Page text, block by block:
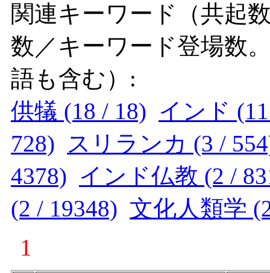
関連キーワード（共起
数／キーワード登場数
語も含む）:
供犠 (18 / 18) インド
728)
スリランカ (3 /
4378) インド仏教 (2 /
(2 / 19348) 文化人類学
1